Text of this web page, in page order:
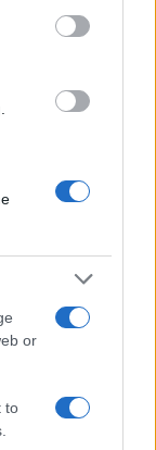
or
to
che ha
parla di